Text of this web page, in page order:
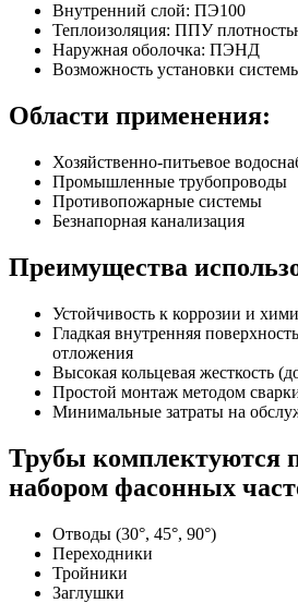
Внутренний слой: ПЭ100
Теплоизоляция: ППУ
Наружная оболочка: ПЭНД
Возможность установки
Области применения:
Хозяйственно-питьевое
Промышленные трубопроводы
Противопожарные системы
Безнапорная канализация
Преимущества
Устойчивость к коррозии и
Гладкая внутренняя
отложения
Высокая кольцевая жесткость
Простой монтаж методом
Минимальные затраты на
Трубы комплектуются
набором фасонных
Отводы (30°, 45°, 90°)
Переходники
Тройники
Заглушки